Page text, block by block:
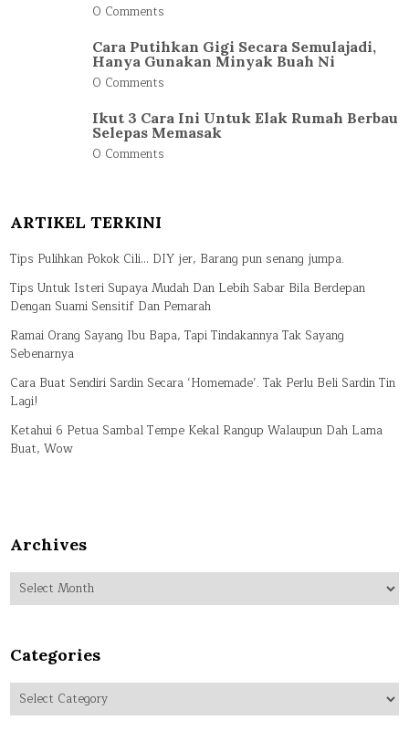
0 Comments
Cara Putihkan Gigi Secara Semulajadi,
Hanya Gunakan Minyak Buah Ni
0 Comments
Ikut 3 Cara Ini Untuk Elak Rumah Berbau
Selepas Memasak
0 Comments
ARTIKEL TERKINI
Tips Pulihkan Pokok Cili… DIY jer, Barang pun senang jumpa.
Tips Untuk Isteri Supaya Mudah Dan Lebih Sabar Bila Berdepan
Dengan Suami Sensitif Dan Pemarah
Ramai Orang Sayang Ibu Bapa, Tapi Tindakannya Tak Sayang
Sebenarnya
Cara Buat Sendiri Sardin Secara ‘Homemade’. Tak Perlu Beli Sardin Tin
Lagi!
Ketahui 6 Petua Sambal Tempe Kekal Rangup Walaupun Dah Lama
Buat, Wow
Archives
Archives
Categories
Categories